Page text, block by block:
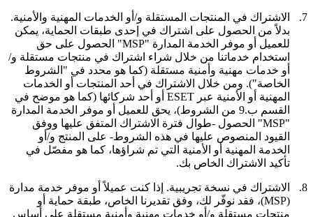
7.
الاشتراك في المنتجات المستقلة و/أو الخدمات المهنية والأمنية.
بدلاً من الحصول على اشتراك في إحدى طبقات الحماية، يمكن
للعميل أو موفر الخدمة المدارة "MSP" الحصول على حق
استخدام خدماتنا من خلال شراء اشتراك في منتجات مستقلة و/
أو خدمات مهنية وأمنية مستقلة (كما هو محدد في "الشروط
الخاصة"). ومن خلال الاشتراك في أحد المنتجات أو الخدمات
المهنية أو الأمنية عبر ESET أو أحد شركائها (كما هو موضح في
القسم ب.9 من الشروط)، يحق للعميل أو موفر الخدمة المدارة
"MSP" الحصول -طوال فترة الاشتراك المتفق عليها ووفق
القيود المنصوص عليها في هذه الشروط- على المنتج و/أو
الخدمة المهنية أو الأمنية التي تم شراؤها، كما هو مفصّل في
تأكيد الاشتراك الخاص بك.
8. الاشتراك في نسخة تجريبية. إذا كنت عميلاً أو موفر خدمة مدارة
(MSP)، فقد نوفّر لك، وفق تقديرنا الخاص، طبقة حماية أو
منتجات مستقلة و/أو خدمات مهنية وأمنية مستقلة على أساس